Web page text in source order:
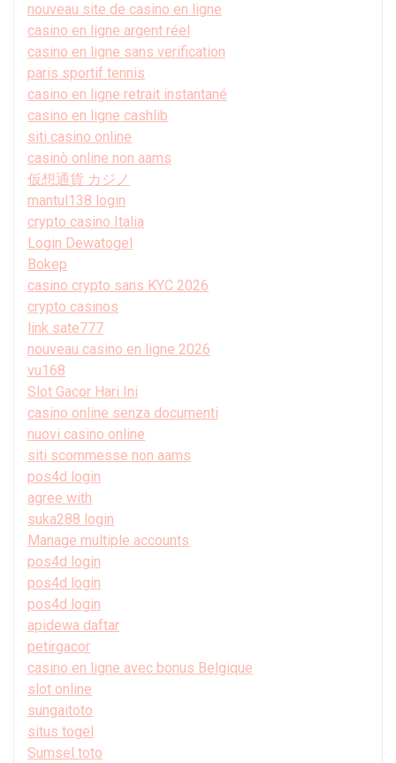
nouveau site de casino en ligne
casino en ligne argent réel
casino en ligne sans verification
paris sportif tennis
casino en ligne retrait instantané
casino en ligne cashlib
siti casino online
casinò online non aams
仮想通貨 カジノ
mantul138 login
crypto casino Italia
Login Dewatogel
Bokep
casino crypto sans KYC 2026
crypto casinos
link sate777
nouveau casino en ligne 2026
vu168
Slot Gacor Hari Ini
casino online senza documenti
nuovi casino online
siti scommesse non aams
pos4d login
agree with
suka288 login
Manage multiple accounts
pos4d login
pos4d login
pos4d login
apidewa daftar
petirgacor
casino en ligne avec bonus Belgique
slot online
sungaitoto
situs togel
Sumsel toto